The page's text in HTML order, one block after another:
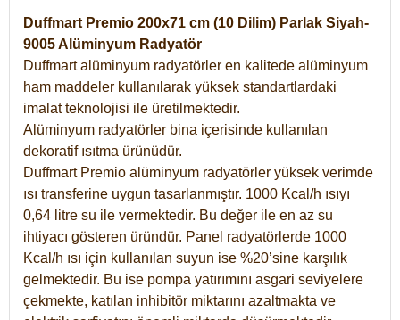
Duffmart Premio 200x71 cm (10 Dilim) Parlak Siyah-
9005 Alüminyum Radyatör
Duffmart alüminyum radyatörler en kalitede alüminyum
ham maddeler kullanılarak yüksek standartlardaki
imalat teknolojisi ile üretilmektedir.
Alüminyum radyatörler bina içerisinde kullanılan
dekoratif ısıtma ürünüdür.
Duffmart Premio alüminyum radyatörler yüksek verimde
ısı transferine uygun tasarlanmıştır. 1000 Kcal/h ısıyı
0,64 litre su ile vermektedir. Bu değer ile en az su
ihtiyacı gösteren üründür. Panel radyatörlerde 1000
Kcal/h ısı için kullanılan suyun ise %20’sine karşılık
gelmektedir. Bu ise pompa yatırımını asgari seviyelere
çekmekte, katılan inhibitör miktarını azaltmakta ve